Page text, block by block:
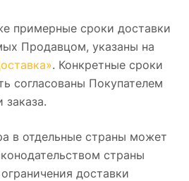
примерные сроки доставки
Продавцом, указаны на
. Конкретные сроки
согласованы Покупателем
в отдельные страны может
страны
доставки